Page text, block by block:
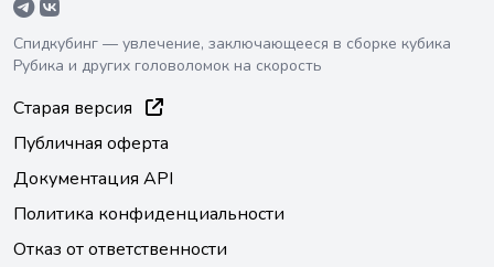
Спидкубинг — увлечение, заключающееся в сборке кубика
Рубика и других головоломок на скорость
Старая версия
Публичная оферта
Документация API
Политика конфиденциальности
Отказ от ответственности